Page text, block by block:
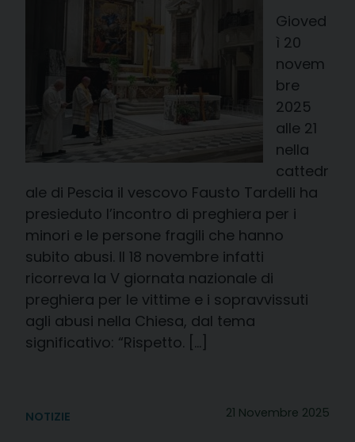
Gioved
ì 20
novem
bre
2025
alle 21
nella
cattedr
ale di Pescia il vescovo Fausto Tardelli ha
presieduto l’incontro di preghiera per i
minori e le persone fragili che hanno
subito abusi. Il 18 novembre infatti
ricorreva la V giornata nazionale di
preghiera per le vittime e i sopravvissuti
agli abusi nella Chiesa, dal tema
significativo: “Rispetto. […]
21 Novembre 2025
NOTIZIE